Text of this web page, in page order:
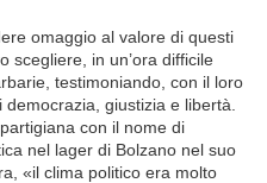
omaggio al valore di questi
scegliere, in un’ora difficile
testimoniando, con il loro
giustizia e libertà.
con il nome di
nel lager di Bolzano nel suo
«il clima politico era molto